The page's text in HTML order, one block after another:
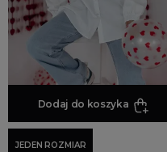
Dodaj do koszyka
JEDEN ROZMIAR